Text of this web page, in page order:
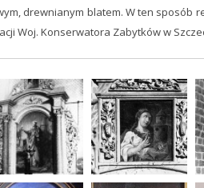
drewnianym blatem. W ten sposób
Woj. Konserwatora Zabytków w